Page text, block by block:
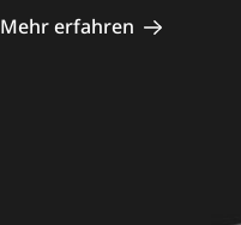
Mehr erfahren